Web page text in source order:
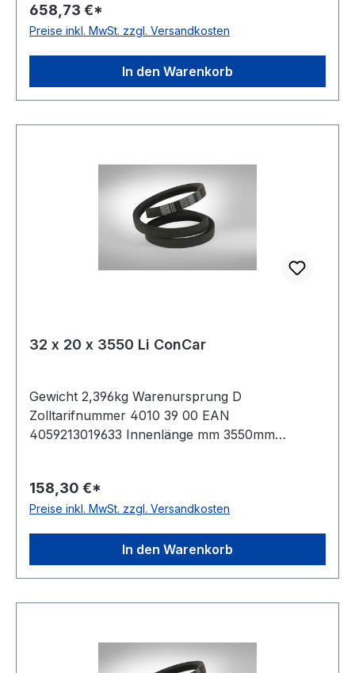
Ausführung ummantelt antistatisch ja Norm DIN
2215 Material Neoprene Zugstrang Polyester
658,73 €*
Preise inkl. MwSt. zzgl. Versandkosten
In den Warenkorb
32 x 20 x 3550 Li ConCar
Gewicht 2,396kg Warenursprung D
Zolltarifnummer 4010 39 00 EAN
4059213019633 Innenlänge mm 3550mm
Ausführung ummantelt antistatisch ja Norm DIN
2215 Material Neoprene Zugstrang Polyester
158,30 €*
Preise inkl. MwSt. zzgl. Versandkosten
In den Warenkorb